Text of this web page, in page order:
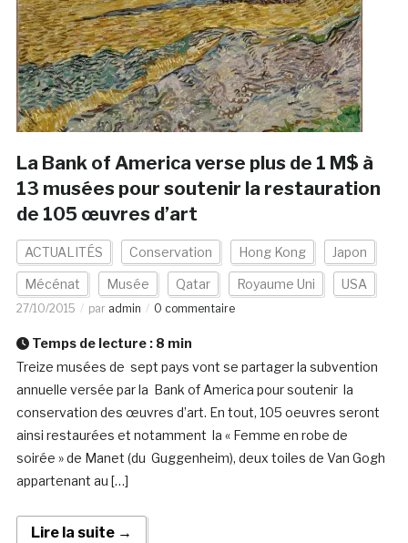
La Bank of America verse plus de 1 M$ à
13 musées pour soutenir la restauration
de 105 œuvres d’art
ACTUALITÉS Conservation Hong Kong Japon
Mécénat Musée Qatar Royaume Uni USA
27/10/2015 par admin 0 commentaire
Temps de lecture : 8 min
Treize musées de sept pays vont se partager la subvention
annuelle versée par la Bank of America pour soutenir la
conservation des œuvres d’art. En tout, 105 oeuvres seront
ainsi restaurées et notamment la « Femme en robe de
soirée » de Manet (du Guggenheim), deux toiles de Van Gogh
appartenant au […]
Lire la suite →